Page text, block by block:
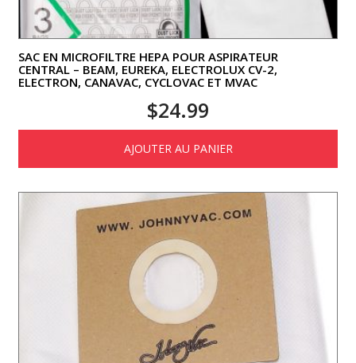
SAC EN MICROFILTRE HEPA POUR ASPIRATEUR
CENTRAL – BEAM, EUREKA, ELECTROLUX CV-2,
ELECTRON, CANAVAC, CYCLOVAC ET MVAC
$24.99
AJOUTER AU PANIER